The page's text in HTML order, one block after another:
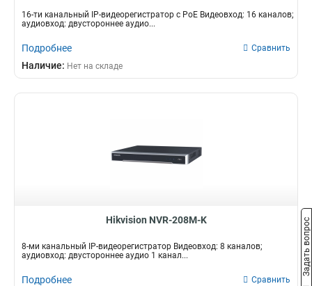
16-ти канальный IP-видеорегистратор c PoE Видеовход: 16 каналов;
аудиовход: двустороннее аудио...
Подробнее Сравнить
Наличие: Нет на складе
Hikvision NVR-208M-K
8-ми канальный IP-видеорегистратор Видеовход: 8 каналов;
аудиовход: двустороннее аудио 1 канал...
Подробнее Сравнить
Задать вопрос